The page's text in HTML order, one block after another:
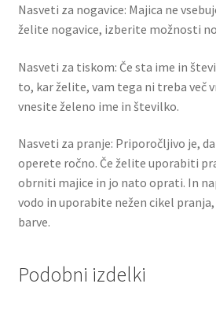
Nasveti za nogavice: Majica ne
želite nogavice, izberite možnosti
Nasveti za tiskom: Če sta ime in
to, kar želite, vam tega ni treba več
vnesite želeno ime in številko.
Nasveti za pranje: Priporočljivo je,
operete ročno. Če želite uporabiti
obrniti majice in jo nato oprati. In
vodo in uporabite nežen cikel
barve.
Podobni izdelki